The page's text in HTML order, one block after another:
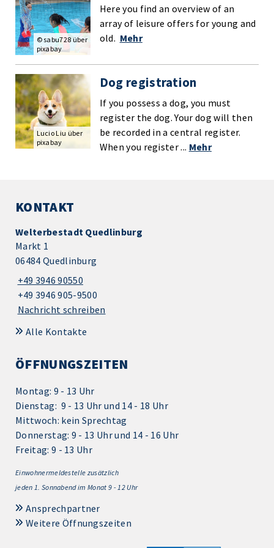
Here you find an overview of an
array of leisure offers for young and
old. Mehr
© sabu728 über
pixabay
Dog registration
If you possess a dog, you must
register the dog. Your dog will then
be recorded in a central register.
When you register ... Mehr
Lucio Liu über
pixabay
KONTAKT
Welterbestadt Quedlinburg
Markt 1
06484 Quedlinburg
+49 3946 90550
+49 3946 905-9500
Nachricht schreiben
Alle Kontakte
ÖFFNUNGSZEITEN
Montag: 9 - 13 Uhr
Dienstag: 9 - 13 Uhr und 14 - 18 Uhr
Mittwoch: kein Sprechtag
Donnerstag: 9 - 13 Uhr und 14 - 16 Uhr
Freitag: 9 - 13 Uhr
Einwohnermeldestelle zusätzlich
jeden 1. Sonnabend im Monat 9 - 12 Uhr
Ansprechpartner
Weitere Öffnungszeiten